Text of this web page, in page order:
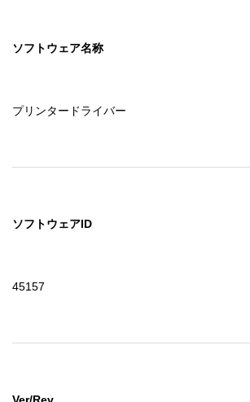
ソフトウェア名称
プリンタードライバー
ソフトウェアID
45157